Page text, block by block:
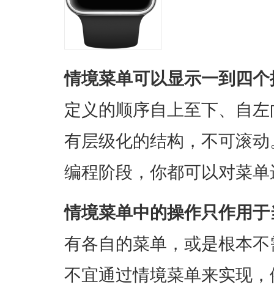
情境菜单可以显示一到四
定义的顺序自上至下、自
有层级化的结构，不可滚
编程阶段，你都可以对菜
情境菜单中的操作只作用
有各自的菜单，或是根本
不宜通过情境菜单来实现